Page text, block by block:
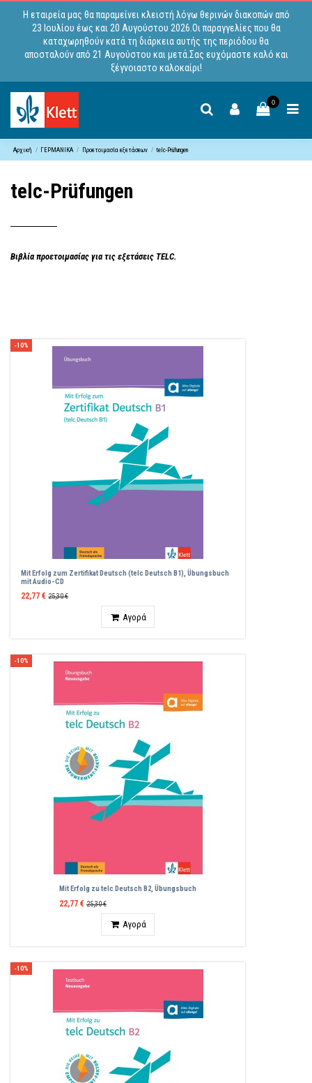
Η εταιρεία μας θα παραμείνει κλειστή λόγω θερινών διακοπών από
23 Ιουλίου έως και 20 Αυγούστου 2026.Οι παραγγελίες που θα
καταχωρηθούν κατά τη διάρκεια αυτής της περιόδου θα
αποσταλούν από 21 Αυγούστου και μετά.Σας ευχόμαστε καλό και
ξέγνοιαστο καλοκαίρι!
0
Αρχική ΓΕΡΜΑΝΙΚΑ Προετοιμασία εξετάσεων telc-Prüfungen
telc-Prüfungen
Βιβλία προετοιμασίας για τις εξετάσεις TELC.
-10%
Mit Erfolg zum Zertifikat Deutsch (telc Deutsch B1), Übungsbuch
mit Audio-CD
22,77 € 25,30 €
Αγορά
-10%
Mit Erfolg zu telc Deutsch B2, Übungsbuch
22,77 € 25,30 €
Αγορά
-10%